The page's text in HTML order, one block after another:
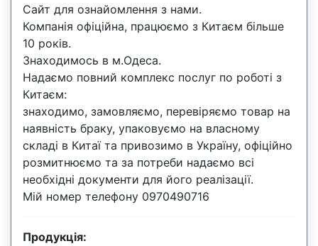
Сайт для ознайомлення з нами.
Компанія офіційна, працюємо з Китаєм більше
10 років.
Знаходимось в м.Одеса.
Надаємо повний комплекс послуг по роботі з
Китаєм:
знаходимо, замовляємо, перевіряємо товар на
наявність браку, упаковуємо на власному
складі в Китаї та привозимо в Україну, офіційно
розмитнюємо та за потреби надаємо всі
необхідні документи для його реалізації.
Мій номер телефону 0970490716
Продукція: